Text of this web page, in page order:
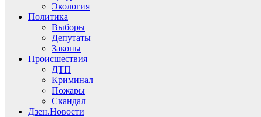
Экология
Политика
Выборы
Депутаты
Законы
Происшествия
ДТП
Криминал
Пожары
Скандал
Дзен.Новости